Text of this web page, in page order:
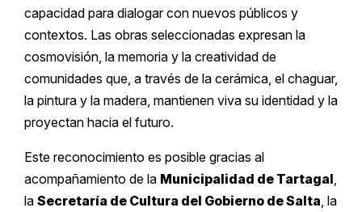
capacidad para dialogar con nuevos públicos y
contextos. Las obras seleccionadas expresan la
cosmovisión, la memoria y la creatividad de
comunidades que, a través de la cerámica, el chaguar,
la pintura y la madera, mantienen viva su identidad y la
proyectan hacia el futuro.
Este reconocimiento es posible gracias al
acompañamiento de la Municipalidad de Tartagal
la Secretaría de Cultura del Gobierno de Salta , la